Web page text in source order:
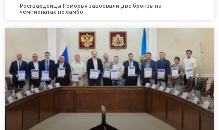
Росгвардейцы Поморья завоевали две бронзы на
чемпионатах по самбо